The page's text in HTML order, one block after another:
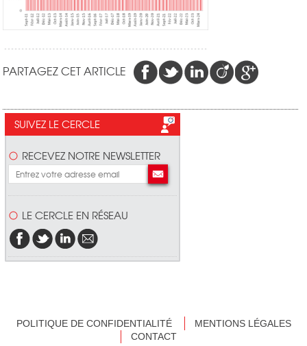
PARTAGEZ CET ARTICLE
SUIVEZ LE CERCLE
RECEVEZ NOTRE NEWSLETTER
LE CERCLE EN RÉSEAU
POLITIQUE DE CONFIDENTIALITÉ
MENTIONS LÉGALES
CONTACT